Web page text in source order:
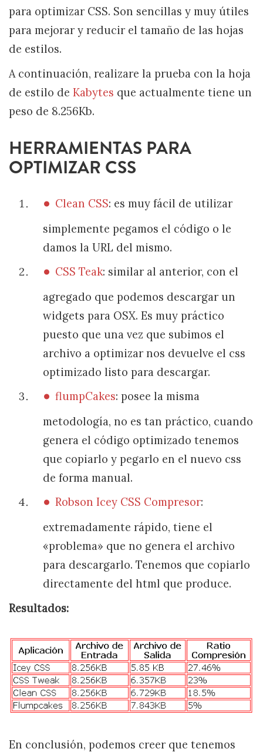
para optimizar CSS. Son sencillas y muy útiles
para mejorar y reducir el tamaño de las hojas
de estilos.
A continuación, realizare la prueba con la hoja
de estilo de Kabytes que actualmente tiene un
peso de 8.256Kb.
HERRAMIENTAS PARA
OPTIMIZAR CSS
Clean CSS: es muy fácil de utilizar
simplemente pegamos el código o le
damos la URL del mismo.
CSS Teak: similar al anterior, con el
agregado que podemos descargar un
widgets para OSX. Es muy práctico
puesto que una vez que subimos el
archivo a optimizar nos devuelve el css
optimizado listo para descargar.
flumpCakes: posee la misma
metodología, no es tan práctico, cuando
genera el código optimizado tenemos
que copiarlo y pegarlo en el nuevo css
de forma manual.
Robson Icey CSS Compresor:
extremadamente rápido, tiene el
«problema» que no genera el archivo
para descargarlo. Tenemos que copiarlo
directamente del html que produce.
Resultados:
En conclusión, podemos creer que tenemos